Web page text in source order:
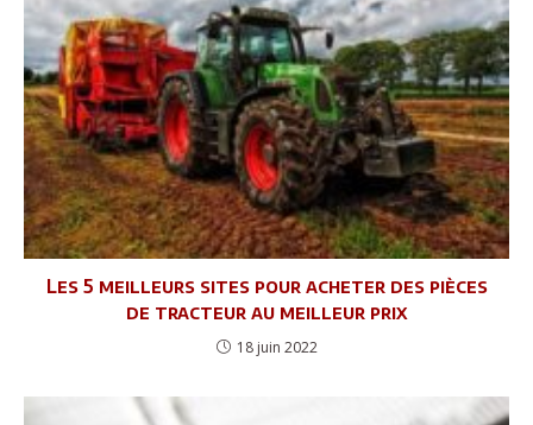
Les 5 meilleurs sites pour acheter des pièces
de tracteur au meilleur prix
18 juin 2022